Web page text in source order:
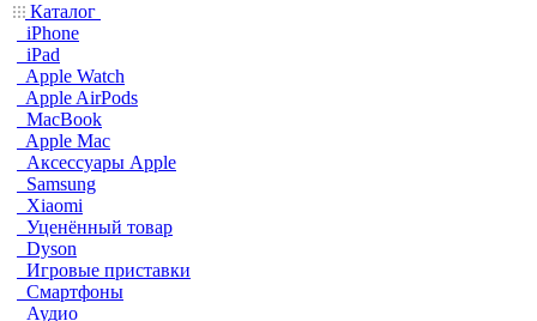
Каталог
iPhone
iPad
Apple Watch
Apple AirPods
MacBook
Apple Mac
Аксессуары Apple
Samsung
Xiaomi
Уценённый товар
Dyson
Игровые приставки
Смартфоны
Аудио